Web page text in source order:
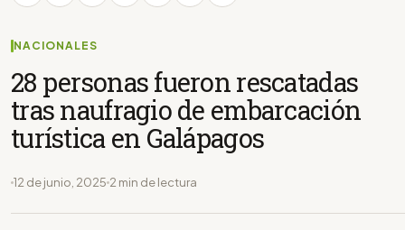
NACIONALES
28 personas fueron rescatadas
tras naufragio de embarcación
turística en Galápagos
12 de junio, 2025 2 min de lectura